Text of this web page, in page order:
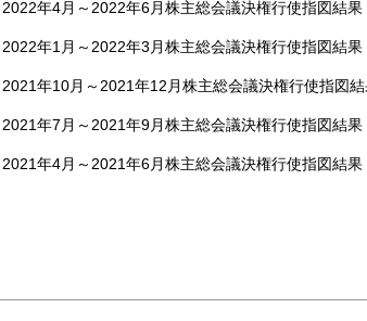
2022年4月～2022年6月株主総会議決権行使指図結果
2022年1月～2022年3月株主総会議決権行使指図結果
2021年10月～2021年12月株主総会議決権行使指図
2021年7月～2021年9月株主総会議決権行使指図結果
2021年4月～2021年6月株主総会議決権行使指図結果